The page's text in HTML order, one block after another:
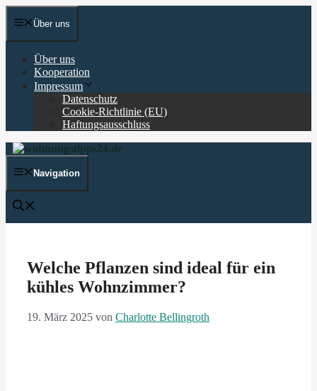
Zum
Inhalt Über uns
Über uns
Kooperation
Impressum
Datenschutz
Cookie-Richtlinie (EU)
Haftungsausschluss
Navigation
Welche Pflanzen sind ideal für ein
kühles Wohnzimmer?
19. März 2025 von Charlotte Bellingroth